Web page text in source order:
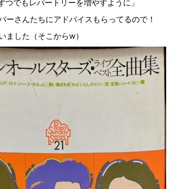
つでもレパートリーを増やすように」
ーさんたちにアドバイスもらってるので！
ました（そこからw）